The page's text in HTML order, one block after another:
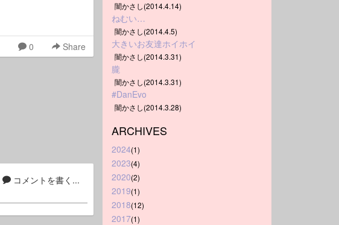
0 Share
コメントを書く...
闇かさし(2014.4.14)
ねむい…
闇かさし(2014.4.5)
大きいお友達ホイホイ
闇かさし(2014.3.31)
朧
闇かさし(2014.3.31)
#DanEvo
闇かさし(2014.3.28)
ARCHIVES
2024(1)
2023(4)
2020(2)
2019(1)
2018(12)
2017(1)